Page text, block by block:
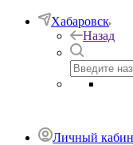
Хабаровск
Назад
Личный